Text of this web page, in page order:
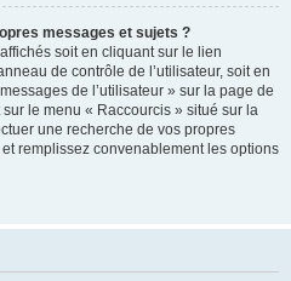
messages et sujets ?
soit en cliquant sur le lien
de contrôle de l’utilisateur, soit en
de l’utilisateur » sur la page de
le menu « Raccourcis » situé sur la
une recherche de vos propres
remplissez convenablement les options